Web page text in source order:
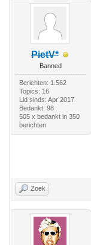
PietV*
Banned
Berichten: 1.562
Topics: 16
Lid sinds: Apr 2017
Bedankt: 98
505 x bedankt in 350
berichten
Zoek